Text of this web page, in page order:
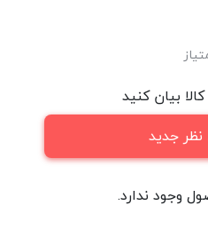
بیان کنید
نظر جدید
وجود ندارد.